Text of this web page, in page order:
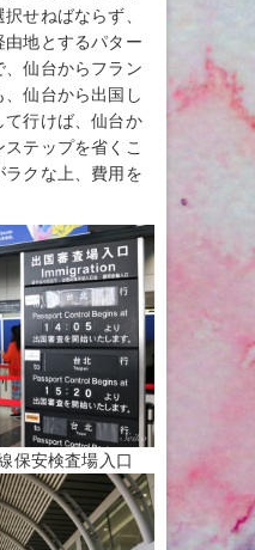
せねばならず、
地とするパター
、仙台からフラン
、仙台から出国し
て行けば、仙台か
テップを省くこ
ラクな上、費用を
保安検査場入口